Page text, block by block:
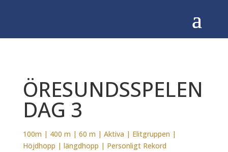
ÖRESUNDSSPELEN
DAG 3
100m | 400 m | 60 m | Aktiva | Elitgruppen |
Höjdhopp | längdhopp | Personligt Rekord